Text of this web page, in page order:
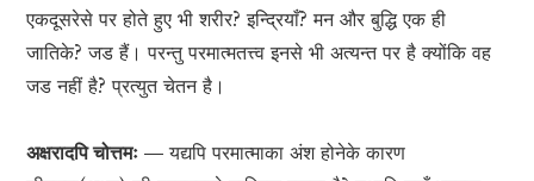
एकदूसरेसे पर होते हुए भी शरीर? इन्द्रियाँ? मन और बुद्धि एक ही
जातिके? जड हैं। परन्तु परमात्मतत्त्व इनसे भी अत्यन्त पर है क्योंकि वह
जड नहीं है? प्रत्युत चेतन है।
अक्षरादपि चोत्तमः —यद्यपि परमात्माका अंश होनेके कारण